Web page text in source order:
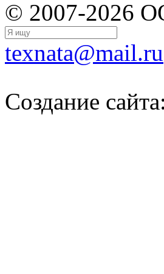
© 2007-2026
texnata@mail.ru
Создание сайта: